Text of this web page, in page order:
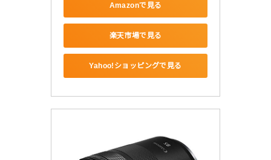
Amazonで見る
楽天市場で見る
Yahoo!ショッピングで見る